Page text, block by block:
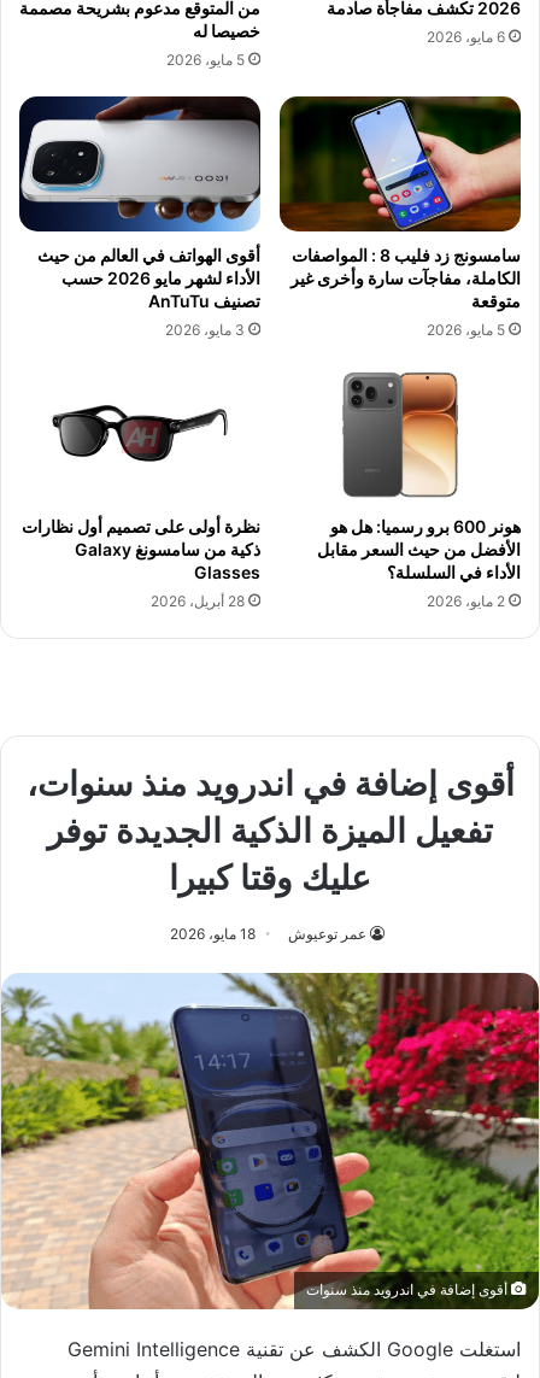
2026 تكشف مفاجأة صادمة
6 مايو، 2026
من المتوقع مدعوم بشريحة مصممة
خصيصا له
5 مايو، 2026
سامسونج زد فليب 8 : المواصفات
الكاملة، مفاجآت سارة وأخرى غير
متوقعة
5 مايو، 2026
أقوى الهواتف في العالم من حيث
الأداء لشهر مايو 2026 حسب
تصنيف AnTuTu
3 مايو، 2026
هونر 600 برو رسميا: هل هو
الأفضل من حيث السعر مقابل
الأداء في السلسلة؟
2 مايو، 2026
نظرة أولى على تصميم أول نظارات
ذكية من سامسونغ Galaxy
Glasses
28 أبريل، 2026